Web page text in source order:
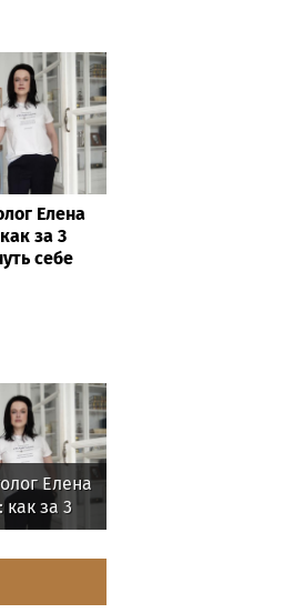
Елена
за 3
себе
Елена
за 3
себе